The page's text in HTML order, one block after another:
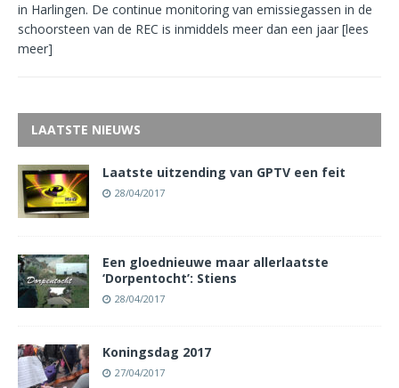
in Harlingen. De continue monitoring van emissiegassen in de
schoorsteen van de REC is inmiddels meer dan een jaar [lees
meer]
LAATSTE NIEUWS
Laatste uitzending van GPTV een feit
28/04/2017
Een gloednieuwe maar allerlaatste
‘Dorpentocht’: Stiens
28/04/2017
Koningsdag 2017
27/04/2017